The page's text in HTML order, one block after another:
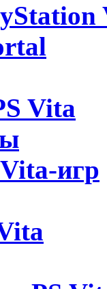
Vita
игр